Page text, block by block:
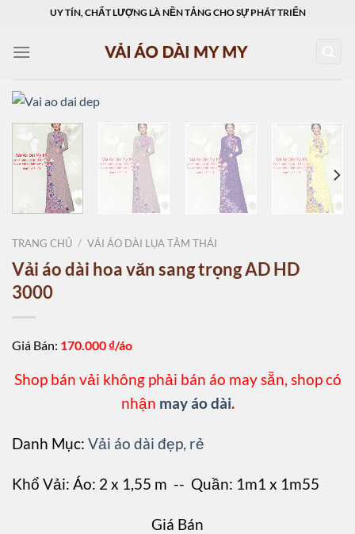
content
UY TÍN, CHẤT LƯỢNG LÀ NỀN TẢNG CHO SỰ PHÁT TRIỂN
TRANG CHỦ / VẢI ÁO DÀI LỤA TẰM THÁI
Vải áo dài hoa văn sang trọng AD HD
3000
Giá Bán: 170.000 ₫/áo
Shop bán vải không phải bán áo may sẵn, shop có
nhận may áo dài.
Danh Mục: Vải áo dài đẹp, rẻ
Khổ Vải: Áo: 2 x 1,55 m -- Quần: 1m1 x 1m55
Giá Bán